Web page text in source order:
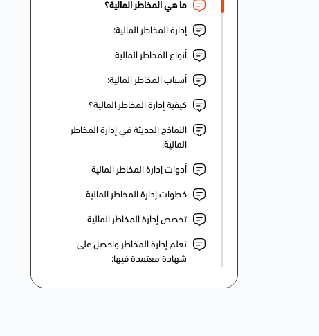
ما هي المخاطر المالية؟
إدارة المخاطر المالية:
أنواع المخاطر المالية
أسباب المخاطر المالية:
كيفية إدارة المخاطر المالية؟
النماذج الحديثة في إدارة المخاطر
المالية:
أدوات إدارة المخاطر المالية
خطوات إدارة المخاطر المالية
تخصص إدارة المخاطر المالية
تعلم إدارة المخاطر واحصل على
شهادة معتمدة فيها: